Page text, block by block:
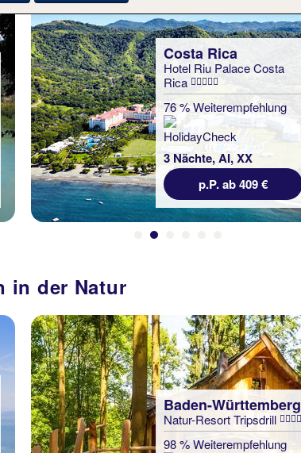
Malaysia
Berjaya Langkawi Resort
93 % Weiterempfehlung
3 Nächte, Ü, XX
p.P. ab 168 €
in der Natur
Baden-Württemberg
Natur-Resort Tripsdrill
98 % Weiterempfehlung